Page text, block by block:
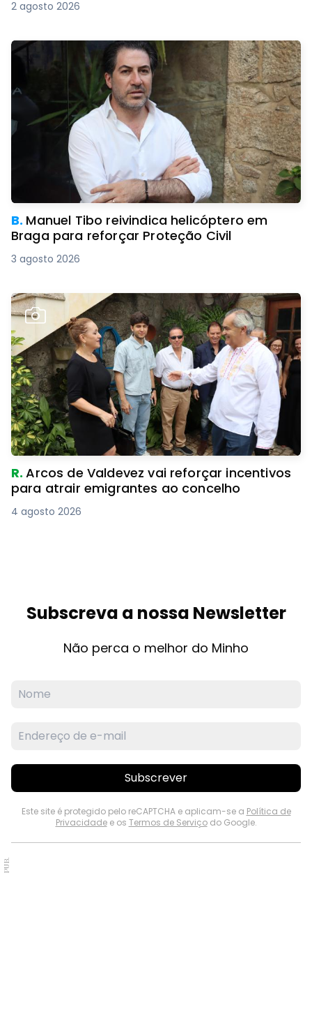
2 agosto 2026
B. Manuel Tibo reivindica helicóptero em
Braga para reforçar Proteção Civil
3 agosto 2026
R.Arcos de Valdevez vai reforçar incentivos
para atrair emigrantes ao concelho
4 agosto 2026
Subscreva a nossa Newsletter
Não perca o melhor do Minho
Subscrever
Este site é protegido pelo reCAPTCHA e aplicam-se a Política de
Privacidadee os Termos de Serviçodo Google.
PUB.